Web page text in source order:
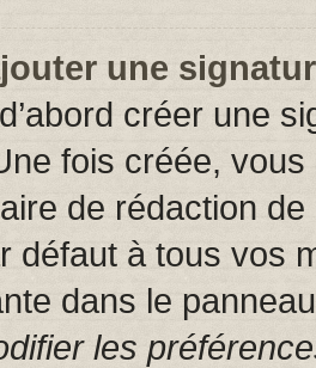
une
créer une
fois créée,
de rédaction
défaut à tous vos
dans le
les